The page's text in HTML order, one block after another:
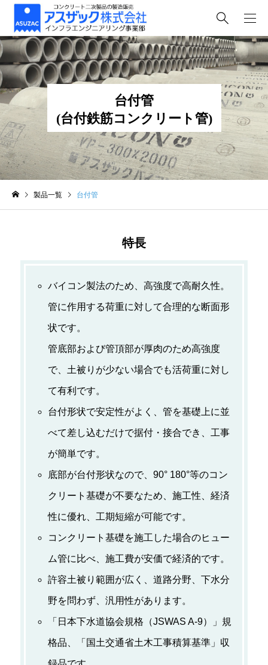
台付管
(台付鉄筋コンクリート管)
製品一覧 台付管
特長
バイコン製法のため、高強度で高耐久性。
管に作用する荷重に対して合理的な断面形
状です。
管底部および管頂部が厚肉のため高強度
で、土被りが少ない場合でも活荷重に対し
て有利です。
台付形状で安定性がよく、管を基礎上に並
べて差し込むだけで据付・接合でき、工事
が簡単です。
底部が台付形状なので、90° 180°等のコン
クリート基礎が不要なため、施工性、経済
性に優れ、工期短縮が可能です。
コンクリート基礎を施工した場合のヒュー
ム管に比べ、施工費が安価で経済的です。
許容土被り範囲が広く、道路分野、下水分
野を問わず、汎用性があります。
「日本下水道協会規格（JSWAS A-9）」規
格品、「国土交通省土木工事積算基準」収